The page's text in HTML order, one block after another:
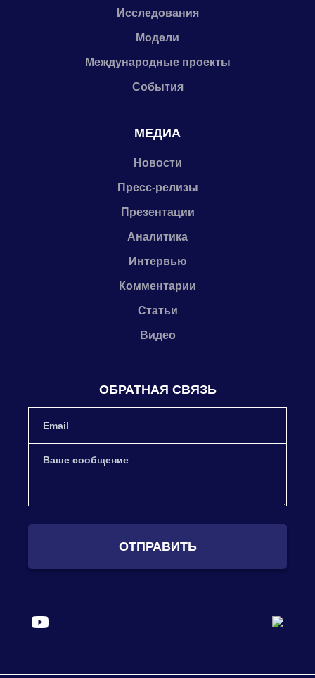
Исследования
Модели
Международные проекты
События
МЕДИА
Новости
Пресс-релизы
Презентации
Аналитика
Интервью
Комментарии
Статьи
Видео
ОБРАТНАЯ СВЯЗЬ
ОТПРАВИТЬ